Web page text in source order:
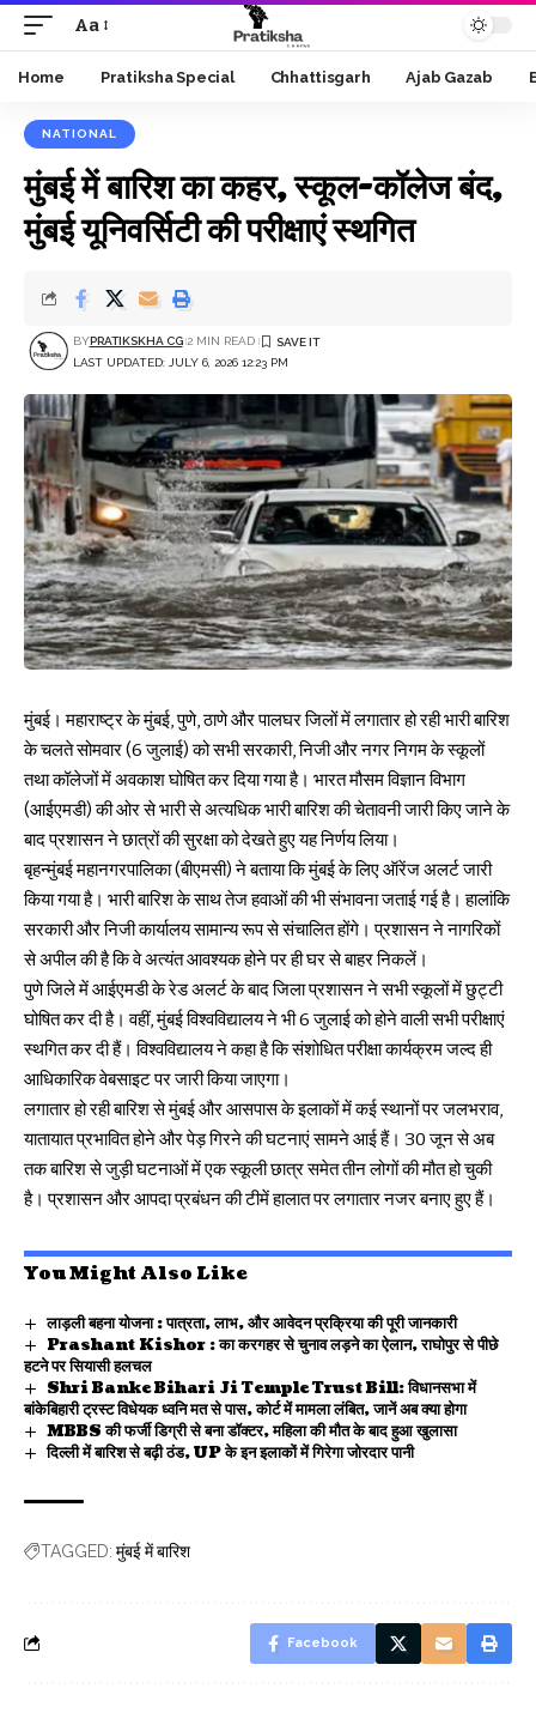
Font
Resizer
Aa
Home Pratiksha Special Chhattisgarh Ajab Gazab
NATIONAL
मुंबई में बारिश का कहर, स्कूल-कॉलेज बंद,
मुंबई यूनिवर्सिटी की परीक्षाएं स्थगित
LAST UPDATED: JULY 6, 2026 12:23 PM
BYPRATIKSKHA CG 2 MIN READ
मुंबई। महाराष्ट्र के मुंबई, पुणे, ठाणे और पालघर जिलों में लगातार हो रही भारी बारिश
के चलते सोमवार (6 जुलाई) को सभी सरकारी, निजी और नगर निगम के स्कूलों
तथा कॉलेजों में अवकाश घोषित कर दिया गया है। भारत मौसम विज्ञान विभाग
(आईएमडी) की ओर से भारी से अत्यधिक भारी बारिश की चेतावनी जारी किए जाने के
बाद प्रशासन ने छात्रों की सुरक्षा को देखते हुए यह निर्णय लिया।
बृहन्मुंबई महानगरपालिका (बीएमसी) ने बताया कि मुंबई के लिए ऑरेंज अलर्ट जारी
किया गया है। भारी बारिश के साथ तेज हवाओं की भी संभावना जताई गई है। हालांकि
सरकारी और निजी कार्यालय सामान्य रूप से संचालित होंगे। प्रशासन ने नागरिकों
से अपील की है कि वे अत्यंत आवश्यक होने पर ही घर से बाहर निकलें।
पुणे जिले में आईएमडी के रेड अलर्ट के बाद जिला प्रशासन ने सभी स्कूलों में छुट्टी
घोषित कर दी है। वहीं, मुंबई विश्वविद्यालय ने भी 6 जुलाई को होने वाली सभी परीक्षाएं
स्थगित कर दी हैं। विश्वविद्यालय ने कहा है कि संशोधित परीक्षा कार्यक्रम जल्द ही
आधिकारिक वेबसाइट पर जारी किया जाएगा।
लगातार हो रही बारिश से मुंबई और आसपास के इलाकों में कई स्थानों पर जलभराव,
यातायात प्रभावित होने और पेड़ गिरने की घटनाएं सामने आई हैं। 30 जून से अब
तक बारिश से जुड़ी घटनाओं में एक स्कूली छात्र समेत तीन लोगों की मौत हो चुकी
है। प्रशासन और आपदा प्रबंधन की टीमें हालात पर लगातार नजर बनाए हुए हैं।
You Might Also Like
लाड़ली बहना योजना : पात्रता, लाभ, और आवेदन प्रक्रिया की पूरी जानकारी
Prashant Kishor : का करगहर से चुनाव लड़ने का ऐलान, राघोपुर से पीछे
हटने पर सियासी हलचल
Shri Banke Bihari Ji Temple Trust Bill: विधानसभा में
बांकेबिहारी ट्रस्ट विधेयक ध्वनि मत से पास, कोर्ट में मामला लंबित, जानें अब क्या होगा
MBBS की फर्जी डिग्री से बना डॉक्टर, महिला की मौत के बाद हुआ खुलासा
दिल्ली में बारिश से बढ़ी ठंड, UP के इन इलाकों में गिरेगा जोरदार पानी
TAGGED: मुंबई में बारिश
Facebook